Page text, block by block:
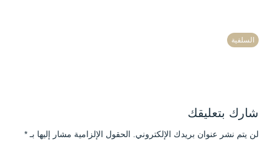
السلفية
شارك بتعليقك
لن يتم نشر عنوان بريدك الإلكتروني. الحقول الإلزامية مشار إليها بـ *